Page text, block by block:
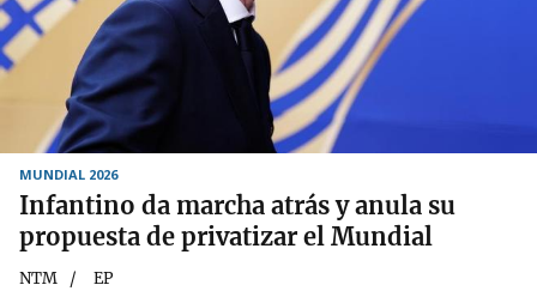
MUNDIAL 2026
Infantino da marcha atrás y anula su
propuesta de privatizar el Mundial
NTM EP